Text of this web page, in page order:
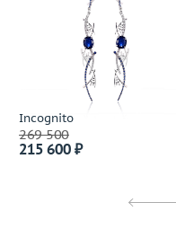
Incognito
269 500
215 600 ₽